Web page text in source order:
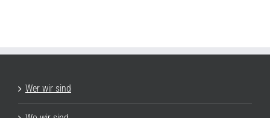
Wer wir sind